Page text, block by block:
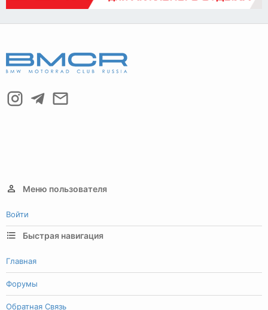
Меню пользователя
Войти
Быстрая навигация
Главная
Форумы
Обратная Связь